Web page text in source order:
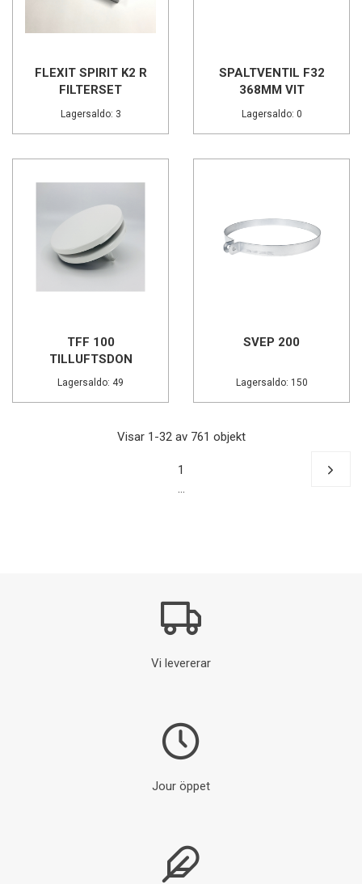
FLEXIT SPIRIT K2 R
FILTERSET
Lagersaldo: 3
SPALTVENTIL F32
368MM VIT
Lagersaldo: 0
TFF 100
TILLUFTSDON
Lagersaldo: 49
SVEP 200
Lagersaldo: 150
Visar 1-32 av 761 objekt
1
Vi levererar
Jour öppet